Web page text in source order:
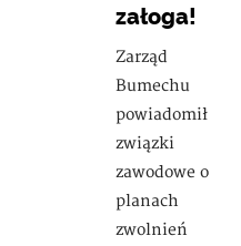
załoga!
Zarząd
Bumechu
powiadomił
związki
zawodowe o
planach
zwolnień